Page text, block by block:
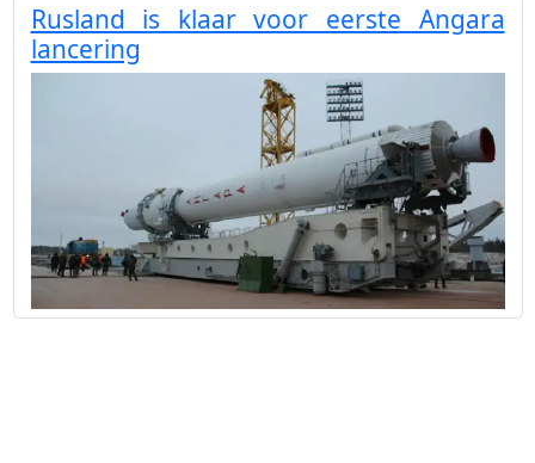
Rusland is klaar voor eerste Angara
lancering